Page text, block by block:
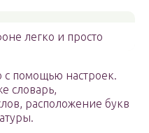
легко и просто
с помощью настроек.
словарь,
расположение букв